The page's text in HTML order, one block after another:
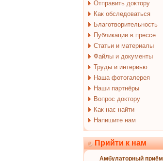
Отправить доктору
Как обследоваться
Благотворительность
Публикации в прессе
Статьи и материалы
Файлы и документы
Труды и интервью
Наша фотогалерея
Наши партнёры
Вопрос доктору
Как нас найти
Напишите нам
Прийти к нам
Амбулаторный приём